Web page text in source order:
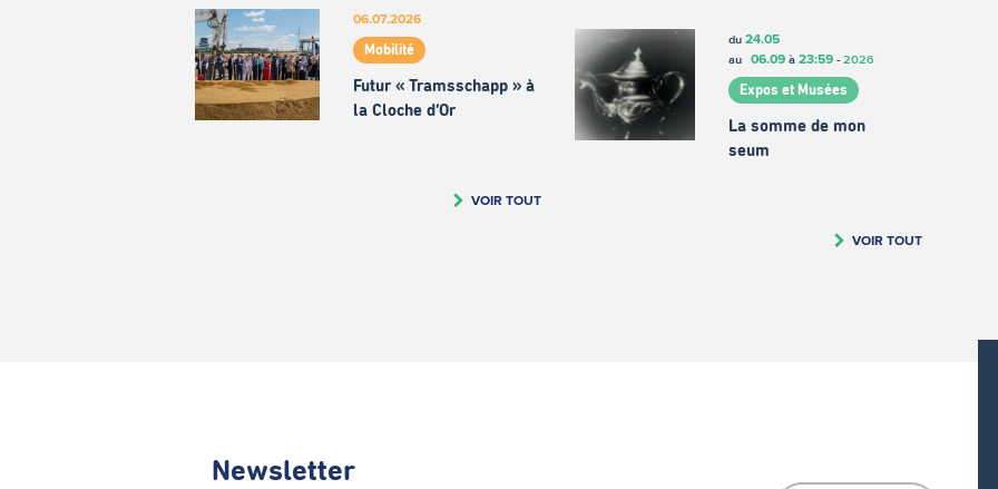
06.07.2026
Mobilité
Futur « Tramsschapp » à
la Cloche d’Or
VOIR TOUT
du 24.05
au 06.09à 23:59- 2026
Expos et Musées
La somme de mon
seum
VOIR TOUT
Newsletter